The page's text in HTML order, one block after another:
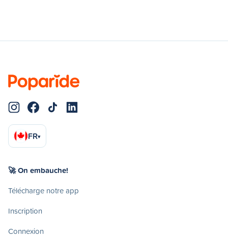
FR▾
🚀 On embauche!
Télécharge notre app
Inscription
Connexion